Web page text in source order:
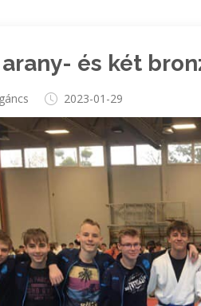
arany- és két
2023-01-29